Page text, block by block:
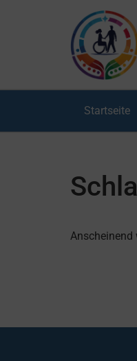
Startseite
Anscheinend